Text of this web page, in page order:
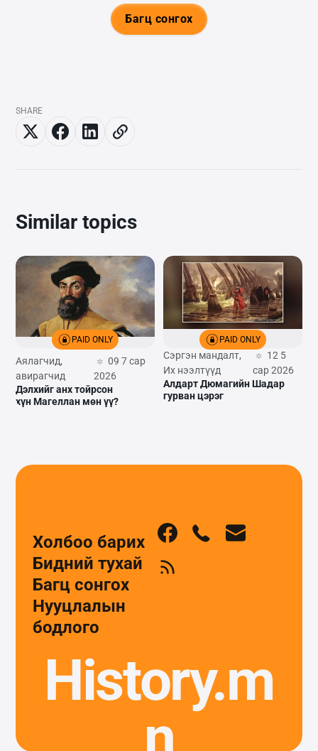
Багц сонгох
SHARE
Similar topics
PAID ONLY
Аялагчид,
авирагчид
09 7 сар
2026
Дэлхийг анх тойрсон
хүн Магеллан мөн үү?
PAID ONLY
Сэргэн мандалт,
Их нээлтүүд
12 5
сар 2026
Алдарт Дюмагийн Шадар
гурван цэрэг
Холбоо барих
Бидний тухай
Багц сонгох
Нууцлалын
бодлого
History.m
n